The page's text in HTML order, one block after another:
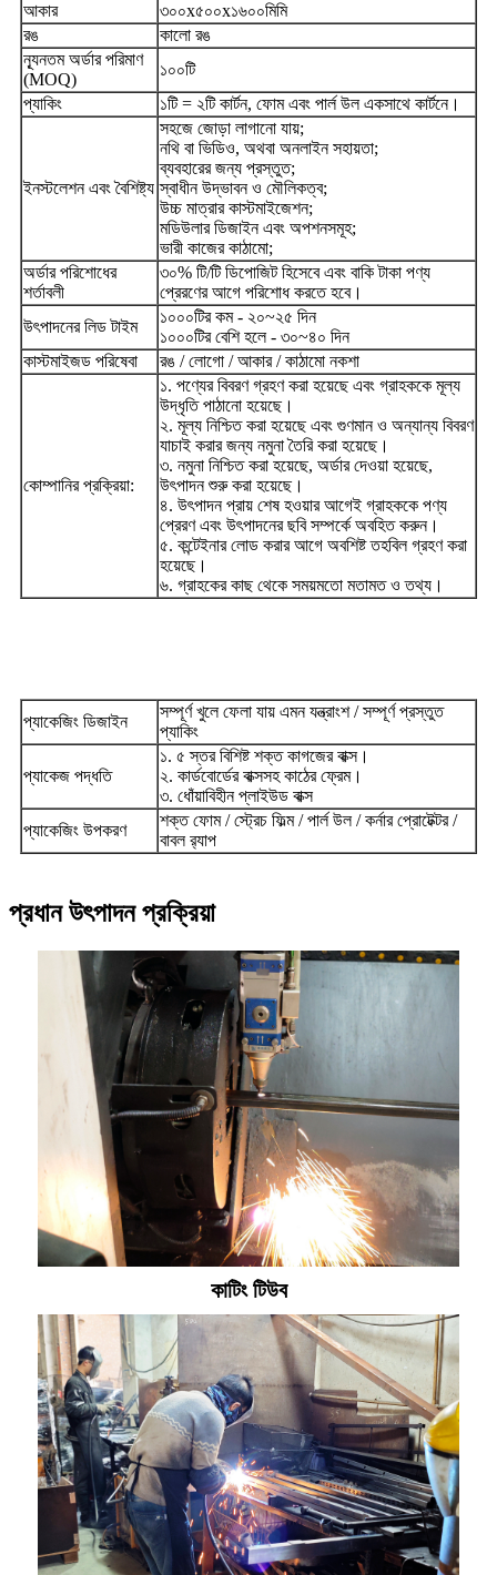
আকার
৩০০x৫০০x১৬০০মিমি
রঙ
কালো রঙ
ন্যূনতম অর্ডার পরিমাণ
(MOQ)
১০০টি
প্যাকিং
১টি = ২টি কার্টন, ফোম এবং পার্ল উল একসাথে কার্টনে।
ইনস্টলেশন এবং বৈশিষ্ট্য
সহজে জোড়া লাগানো যায়;
নথি বা ভিডিও, অথবা অনলাইন সহায়তা;
ব্যবহারের জন্য প্রস্তুত;
স্বাধীন উদ্ভাবন ও মৌলিকত্ব;
উচ্চ মাত্রার কাস্টমাইজেশন;
মডিউলার ডিজাইন এবং অপশনসমূহ;
ভারী কাজের কাঠামো;
অর্ডার পরিশোধের
শর্তাবলী
৩০% টি/টি ডিপোজিট হিসেবে এবং বাকি টাকা পণ্য
প্রেরণের আগে পরিশোধ করতে হবে।
উৎপাদনের লিড টাইম
১০০০টির কম - ২০~২৫ দিন
১০০০টির বেশি হলে - ৩০~৪০ দিন
কাস্টমাইজড পরিষেবা
রঙ / লোগো / আকার / কাঠামো নকশা
কোম্পানির প্রক্রিয়া:
১. পণ্যের বিবরণ গ্রহণ করা হয়েছে এবং গ্রাহককে মূল্য
উদ্ধৃতি পাঠানো হয়েছে।
২. মূল্য নিশ্চিত করা হয়েছে এবং গুণমান ও অন্যান্য বিবরণ
যাচাই করার জন্য নমুনা তৈরি করা হয়েছে।
৩. নমুনা নিশ্চিত করা হয়েছে, অর্ডার দেওয়া হয়েছে,
উৎপাদন শুরু করা হয়েছে।
৪. উৎপাদন প্রায় শেষ হওয়ার আগেই গ্রাহককে পণ্য
প্রেরণ এবং উৎপাদনের ছবি সম্পর্কে অবহিত করুন।
৫. কন্টেইনার লোড করার আগে অবশিষ্ট তহবিল গ্রহণ করা
হয়েছে।
৬. গ্রাহকের কাছ থেকে সময়মতো মতামত ও তথ্য।
প্যাকেজিং ডিজাইন
সম্পূর্ণ খুলে ফেলা যায় এমন যন্ত্রাংশ / সম্পূর্ণ প্রস্তুত
প্যাকিং
প্যাকেজ পদ্ধতি
১. ৫ স্তর বিশিষ্ট শক্ত কাগজের বাক্স।
২. কার্ডবোর্ডের বাক্সসহ কাঠের ফ্রেম।
৩. ধোঁয়াবিহীন প্লাইউড বাক্স
প্যাকেজিং উপকরণ
শক্ত ফোম / স্ট্রেচ ফিল্ম / পার্ল উল / কর্নার প্রোটেক্টর /
বাবল র‍্যাপ
প্রধান উৎপাদন প্রক্রিয়া
কাটিং টিউব